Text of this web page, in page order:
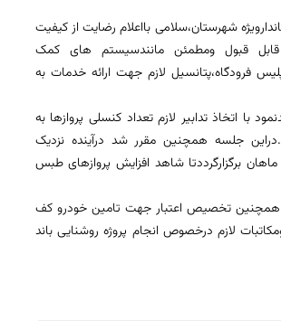
شهرستان،سلامی بااعلام رضایت از کیفیت
قابل قبول ومطمئن مانندسیستم های کمک
فرودگاه،پتانسیل لازم جهت ارائه خدمات به
با اتخاذ تدابیر لازم تعداد کنسلی پروازها به
جلسه همچنین مقرر شد درآینده نزدیک
برگزارگرددتا شاهد افزایش پروازهای طبس
برج فرودگاه طبس همچنین تخصیص اعتبار جهت تامین خودرو کف
سال 99خبرداد.وی افزود پیگیری ومکاتبات لازم درخصوص انجام پروژه روشنایی باند